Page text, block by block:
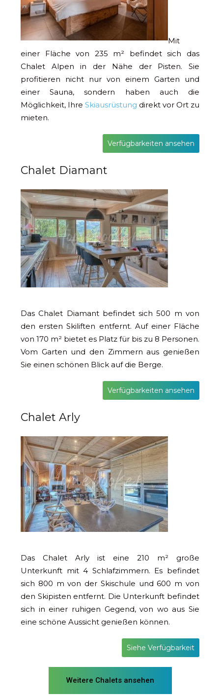
Mit
einer Fläche von 235 m² befindet sich das
Chalet Alpen in der Nähe der Pisten. Sie
profitieren nicht nur von einem Garten und
einer Sauna, sondern haben auch die
Möglichkeit, Ihre Skiausrüstung direkt vor Ort zu
mieten.
Verfügbarkeiten ansehen
Chalet Diamant
Das Chalet Diamant befindet sich 500 m von
den ersten Skiliften entfernt. Auf einer Fläche
von 170 m² bietet es Platz für bis zu 8 Personen.
Vom Garten und den Zimmern aus genießen
Sie einen schönen Blick auf die Berge.
Verfügbarkeiten ansehen
Chalet Arly
Das Chalet Arly ist eine 210 m² große
Unterkunft mit 4 Schlafzimmern. Es befindet
sich 800 m von der Skischule und 600 m von
den Skipisten entfernt. Die Unterkunft befindet
sich in einer ruhigen Gegend, von wo aus Sie
eine schöne Aussicht genießen können.
Siehe Verfügbarkeit
Weitere Chalets ansehen